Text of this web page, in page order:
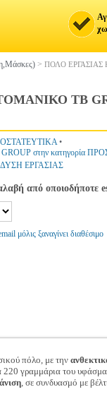
> ΠΟΛΟ ΕΡΓΑΣΙΑΣ
TB
•
στην κατηγορία
ΕΡΓΑΣΙΑΣ
από οποιοδήποτε
μόλις ξαναγίνει διαθέσιμο
πόλο, με την
γραμμάρια του
, σε συνδυασμό με